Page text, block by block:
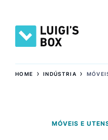
HOME ›INDÚSTRIA ›
MÓVEIS E